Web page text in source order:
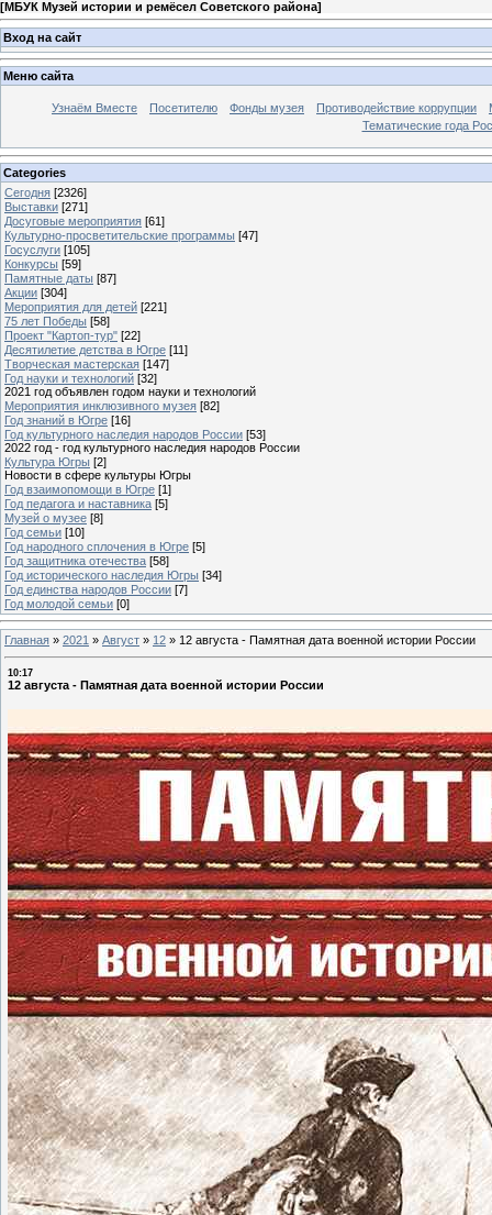
[МБУК Музей истории и ремёсел Советского района]
Вход на сайт
Меню сайта
Узнаём Вместе Посетителю Фонды музея Противодействие коррупции
Тематические года
Categories
Сегодня [2326]
Выставки [271]
Досуговые мероприятия [61]
Культурно-просветительские программы [47]
Госуслуги [105]
Конкурсы [59]
Памятные даты [87]
Акции [304]
Мероприятия для детей [221]
75 лет Победы [58]
Проект "Картоп-тур" [22]
Десятилетие детства в Югре [11]
Творческая мастерская [147]
Год науки и технологий [32]
2021 год объявлен годом науки и технологий
Мероприятия инклюзивного музея [82]
Год знаний в Югре [16]
Год культурного наследия народов России [53]
2022 год - год культурного наследия народов России
Культура Югры [2]
Новости в сфере культуры Югры
Год взаимопомощи в Югре [1]
Год педагога и наставника [5]
Музей о музее [8]
Год семьи [10]
Год народного сплочения в Югре [5]
Год защитника отечества [58]
Год исторического наследия Югры [34]
Год единства народов России [7]
Год молодой семьи [0]
Главная » 2021 » Август » 12 » 12 августа - Памятная дата военной истории России
10:17
12 августа - Памятная дата военной истории России